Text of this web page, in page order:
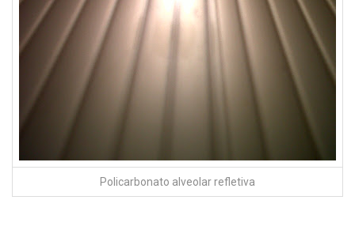
Policarbonato alveolar refletiva